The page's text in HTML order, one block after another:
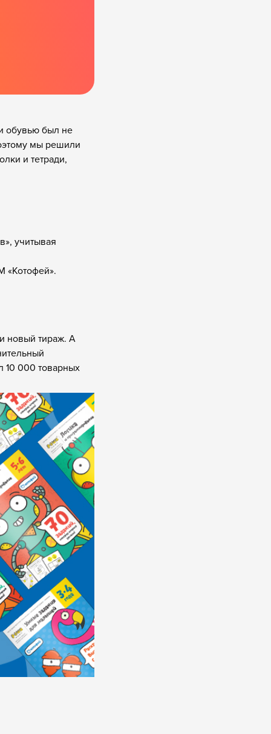
обувью был не
мы решили
и тетради,
учитывая
«Котофей».
новый тираж. А
10 000 товарных